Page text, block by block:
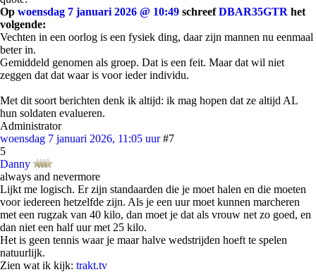
Op woensdag 7 januari 2026 @ 10:49 schreefDBAR35GTR het
volgende:
Vechten in een oorlog is een fysiek ding, daar zijn mannen nu eenmaal
beter in.
Gemiddeld genomen als groep. Dat is een feit. Maar dat wil niet
zeggen dat dat waar is voor ieder individu.
Met dit soort berichten denk ik altijd: ik mag hopen dat ze altijd AL
hun soldaten evalueren.
Administrator
woensdag 7 januari 2026, 11:05 uur #7
5
Danny
always and nevermore
Lijkt me logisch. Er zijn standaarden die je moet halen en die moeten
voor iedereen hetzelfde zijn. Als je een uur moet kunnen marcheren
met een rugzak van 40 kilo, dan moet je dat als vrouw net zo goed, en
dan niet een half uur met 25 kilo.
Het is geen tennis waar je maar halve wedstrijden hoeft te spelen
natuurlijk.
Zien wat ik kijk: trakt.tv